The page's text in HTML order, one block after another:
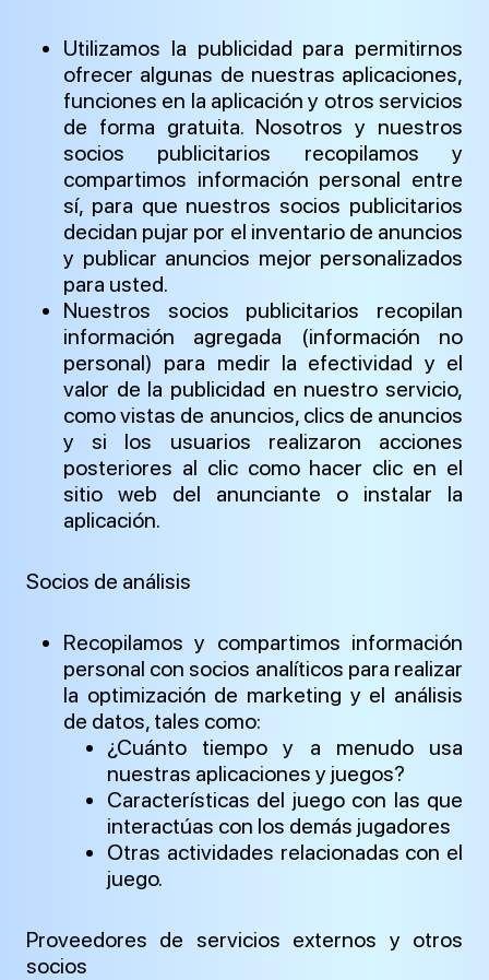
Utilizamos la publicidad para permitirnos
ofrecer algunas de nuestras aplicaciones,
funciones en la aplicación y otros servicios
de forma gratuita. Nosotros y nuestros
socios publicitarios recopilamos y
compartimos información personal entre
sí, para que nuestros socios publicitarios
decidan pujar por el inventario de anuncios
y publicar anuncios mejor personalizados
para usted.
Nuestros socios publicitarios recopilan
información agregada (información no
personal) para medir la efectividad y el
valor de la publicidad en nuestro servicio,
como vistas de anuncios, clics de anuncios
y si los usuarios realizaron acciones
posteriores al clic como hacer clic en el
sitio web del anunciante o instalar la
aplicación.
Socios de análisis
Recopilamos y compartimos información
personal con socios analíticos para realizar
la optimización de marketing y el análisis
de datos, tales como:
¿Cuánto tiempo y a menudo usa
nuestras aplicaciones y juegos?
Características del juego con las que
interactúas con los demás jugadores
Otras actividades relacionadas con el
juego.
Proveedores de servicios externos y otros
socios